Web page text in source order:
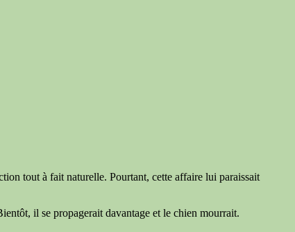
tout à fait naturelle. Pourtant, cette affaire lui paraissait
il se propagerait davantage et le chien mourrait.